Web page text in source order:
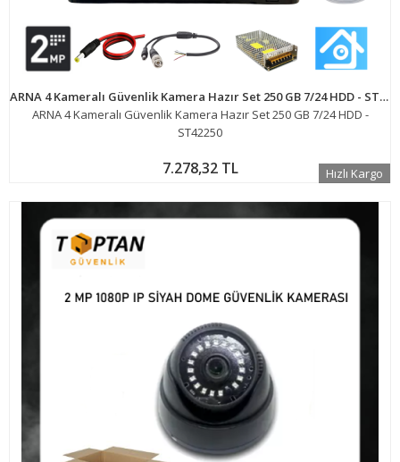
ARNA 4 Kameralı Güvenlik Kamera Hazır Set 250 GB 7/24 HDD - ST42250
ARNA 4 Kameralı Güvenlik Kamera Hazır Set 250 GB 7/24 HDD -
ST42250
7.278,32 TL Hızlı Kargo